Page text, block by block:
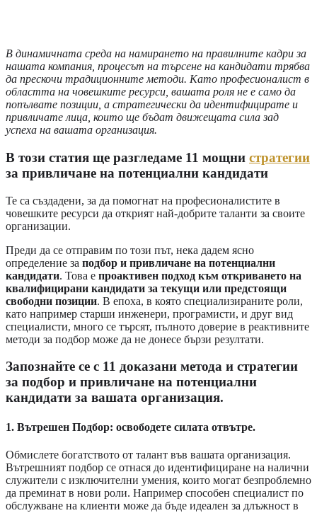
В динамичната среда на намирането на правилните кадри за
нашата компания, процесът на търсене на кандидати трябва
да прескочи традиционните методи. Като професионалист в
областта на човешките ресурси, вашата роля не е само да
попълвате позиции, а стратегически да идентифицирате и
привличате лица, които ще бъдат движещата сила зад
успеха на вашата организация.
В този статия ще разгледаме 11 мощни стратегии
за привличане на потенциални кандидати
Те са създадени, за да помогнат на професионалистите в
човешките ресурси да открият най-добрите таланти за своите
организации.
Преди да се отправим по този път, нека дадем ясно
определение за подбор и привличане на потенциални
кандидати. Това е проактивен подход към откриването на
квалифицирани кандидати за текущи или предстоящи
свободни позиции. В епоха, в която специализираните роли,
като например старши инженери, програмисти, и друг вид
специалисти, много се търсят, пълното доверие в реактивните
методи за подбор може да не донесе бързи резултати.
Запознайте се с 11 доказани метода и стратегии
за подбор и привличане на потенциални
кандидати за вашата организация.
1. Вътрешен Подбор: освободете силата отвътре.
Обмислете богатството от талант във вашата организация.
Вътрешният подбор се отнася до идентифициране на налични
служители с изключителни умения, които могат безпроблемно
да преминат в нови роли. Например способен специалист по
обслужване на клиенти може да бъде идеален за длъжност в